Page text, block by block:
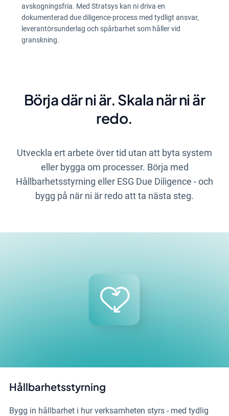
avskogningsfria. Med Stratsys kan ni driva en
dokumenterad due diligence-process med tydligt ansvar,
leverantörsunderlag och spårbarhet som håller vid
granskning.
Börja där ni är. Skala när ni är
redo.
Utveckla ert arbete över tid utan att byta system
eller bygga om processer. Börja med
Hållbarhetsstyrning eller ESG Due Diligence - och
bygg på när ni är redo att ta nästa steg.
Hållbarhetsstyrning
Bygg in hållbarhet i hur verksamheten styrs - med tydlig